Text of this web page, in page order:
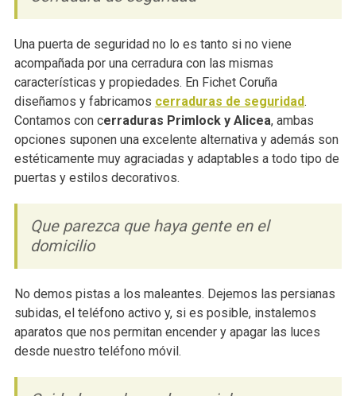
Una puerta de seguridad no lo es tanto si no viene
acompañada por una cerradura con las mismas
características y propiedades. En Fichet Coruña
diseñamos y fabricamos cerraduras de seguridad.
Contamos con cerraduras Primlock y Alicea, ambas
opciones suponen una excelente alternativa y además son
estéticamente muy agraciadas y adaptables a todo tipo de
puertas y estilos decorativos.
Que parezca que haya gente en el
domicilio
No demos pistas a los maleantes. Dejemos las persianas
subidas, el teléfono activo y, si es posible, instalemos
aparatos que nos permitan encender y apagar las luces
desde nuestro teléfono móvil.